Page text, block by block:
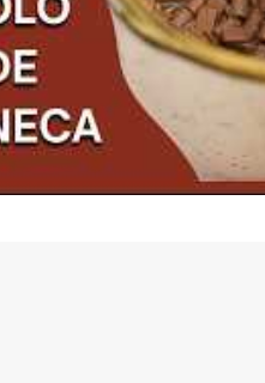
INSCREVA-SE
NO YOUTUBE